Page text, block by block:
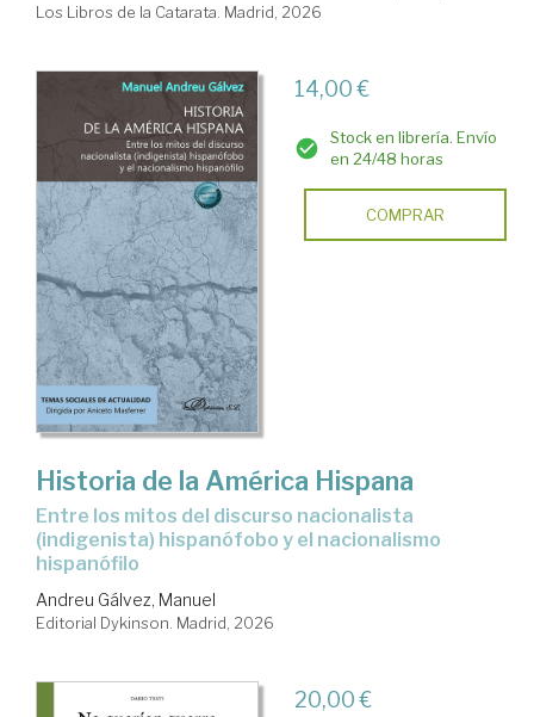
Los Libros de la Catarata. Madrid, 2026
14,00 €
Stock en librería. Envío
en 24/48 horas
COMPRAR
Historia de la América Hispana
Entre los mitos del discurso nacionalista
(indigenista) hispanófobo y el nacionalismo
hispanófilo
Andreu Gálvez, Manuel
Editorial Dykinson. Madrid, 2026
20,00 €